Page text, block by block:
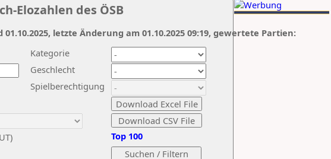
Elozahlen des ÖSB
Kategorie
Geschlecht
Spielberechtigung
Top 100
01.10.2025, letzte Änderung am 01.10.2025 09:19, gewertete Partien: